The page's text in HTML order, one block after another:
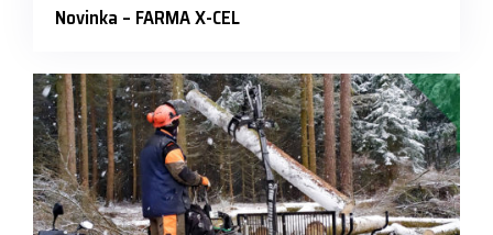
Novinka – FARMA X-CEL